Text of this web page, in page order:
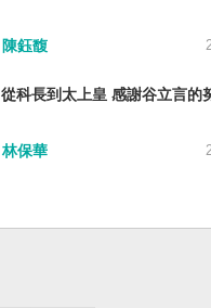
陳鈺馥
從科長到太上皇 感謝谷立言的
林保華